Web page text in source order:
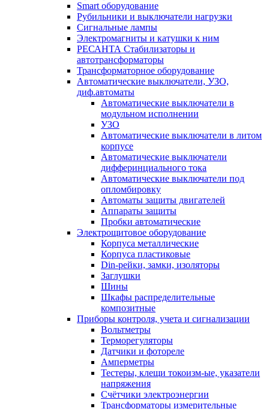
Smart оборудование
Рубильники и выключатели нагрузки
Сигнальные лампы
Электромагниты и катушки к ним
РЕСАНТА Стабилизаторы и
автотрансформаторы
Трансформаторное оборудование
Автоматические выключатели, УЗО,
диф.автоматы
Автоматические выключатели в
модульном исполнении
УЗО
Автоматические выключатели в литом
корпусе
Автоматические выключатели
дифферинциального тока
Автоматические выключатели под
опломбировку
Автоматы защиты двигателей
Аппараты защиты
Пробки автоматические
Электрощитовое оборудование
Корпуса металлические
Корпуса пластиковые
Din-рейки, замки, изоляторы
Заглушки
Шины
Шкафы распределительные
композитные
Приборы контроля, учета и сигнализации
Вольтметры
Терморегуляторы
Датчики и фотореле
Амперметры
Тестеры, клещи токоизм-ые, указатели
напряжения
Счётчики электроэнергии
Трансформаторы измерительные